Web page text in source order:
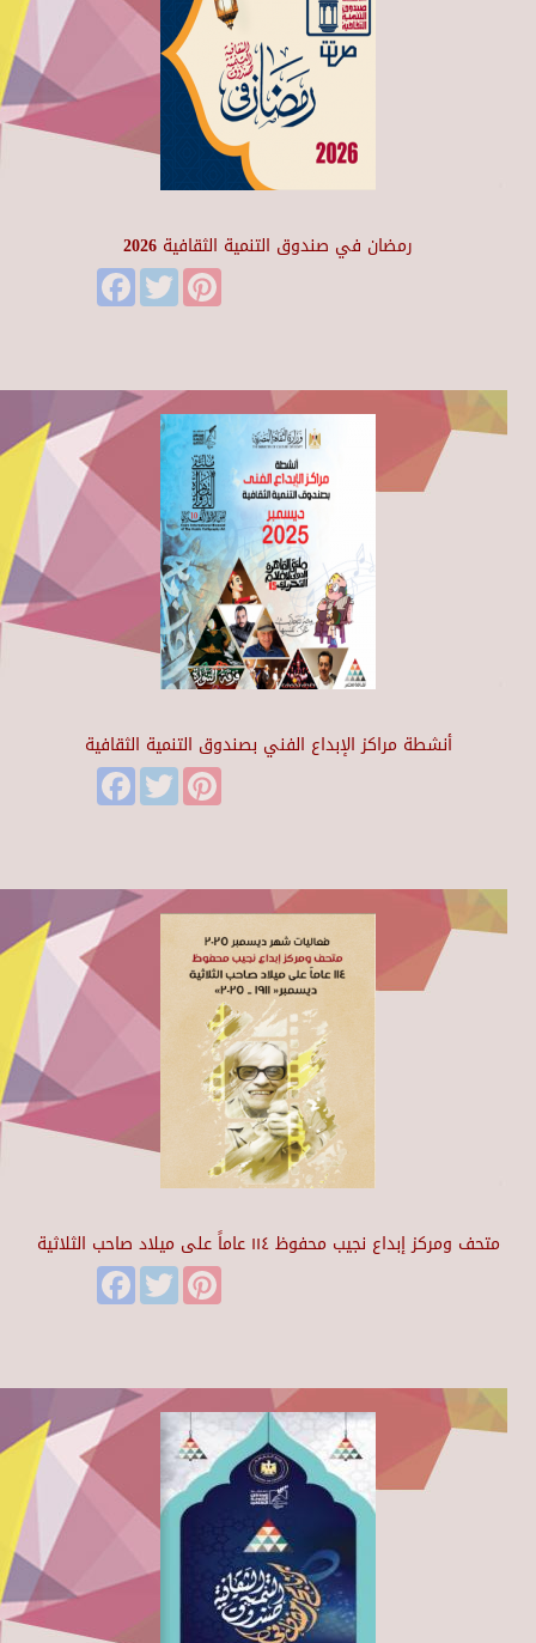
رمضان في صندوق التنمية الثقافية 2026
FacebookTwitter
أنشطة مراكز الإبداع الفني بصندوق التنمية الثقافية
FacebookTwitter
متحف ومركز إبداع نجيب محفوظ ١١٤ عاماً على ميلاد صاحب الثلاثية
FacebookTwitter